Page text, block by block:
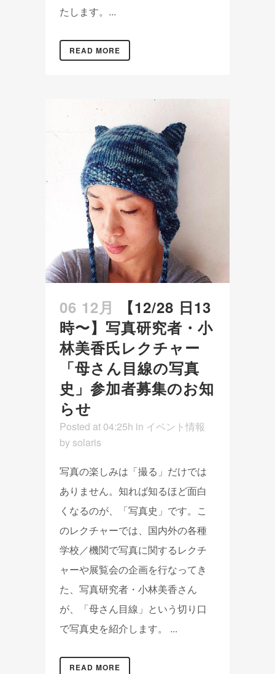
たします。...
READ MORE
06 12月
【12/28 日13
時〜】写真研究者・小
林美香氏レクチャー
「母さん目線の写真
史」参加者募集のお知
らせ
Posted at 04:25h in イベント情報
by solaris
写真の楽しみは「撮る」だけでは
ありません。知れば知るほど面白
くなるのが、「写真史」です。こ
のレクチャーでは、国内外の各種
学校／機関で写真に関するレクチ
ャーや展覧会の企画を行なってき
た、写真研究者・小林美香さん
が、「母さん目線」という切り口
で写真史を紹介します。 ...
READ MORE